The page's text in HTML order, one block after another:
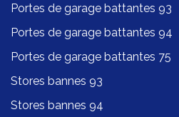
Portes de garage battantes 93
Portes de garage battantes 94
Portes de garage battantes 75
Stores bannes 93
Stores bannes 94